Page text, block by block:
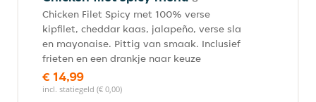
Chicken Filet Spicy met 100% verse
kipfilet, cheddar kaas, jalapeño, verse sla
en mayonaise. Pittig van smaak. Inclusief
frieten en een drankje naar keuze
€ 14,99
incl. statiegeld (€ 0,00)